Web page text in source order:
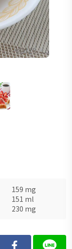
159 mg
151 ml
230 mg